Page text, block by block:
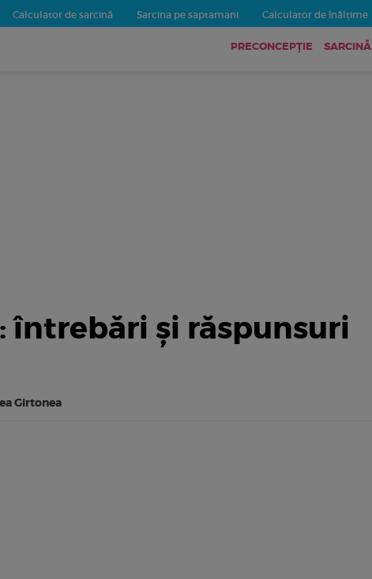
Calculator de sarcină Sarcina pe saptamani Calculator de înălțime
PRECONCEPȚIE SARCINĂ
întrebări și răspunsuri
Girtonea